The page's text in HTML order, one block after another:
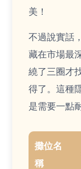
美！
不過說實話
藏在市場最
繞了三圈才
得了。這種
是需要一點
攤位名
稱